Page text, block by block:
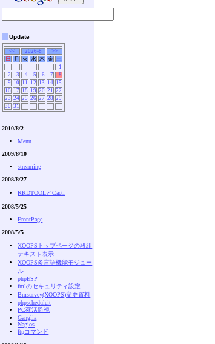
Update
<< 2026-8
>>
日
月 火 水 木 金
土
1
2
3 4 5 6 7
8
9 10 11 12 13 14 15
16 17 18 19 20 21
22
23 24 25 26 27 28 29
30 31
2010/8/2
Menu
2009/8/10
streaming
2008/8/27
RRDTOOLとCacti
2008/5/25
FrontPage
2008/5/5
XOOPSトップページの段組
テキスト表示
XOOPS多言語機能モジュー
ル
phpESP
fmlのセキュリティ設定
Bmsurvey(XOOPS)変更資料
phpscheduleit
PC死活監視
Ganglia
Nagios
ftpコマンド